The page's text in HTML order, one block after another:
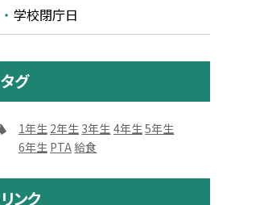
学校閉庁日
タグ
1年生 2年生 3年生 4年生 5年生
6年生 PTA 給食
リンク